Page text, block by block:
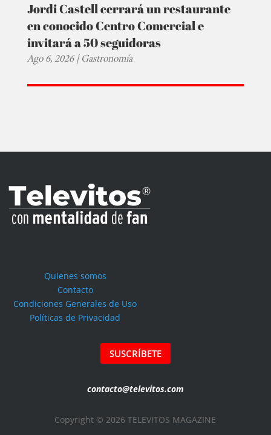
Jordi Castell cerrará un restaurante
en conocido Centro Comercial e
invitará a 50 seguidoras
Ago 6, 2026|Gastronomía
Quienes somos
Contacto
Condiciones Generales de Uso
Políticas de Privacidad
SUSCRÍBETE
contacto@televitos.com
Copyright © 2026 TELEVITOS MAGAZINE